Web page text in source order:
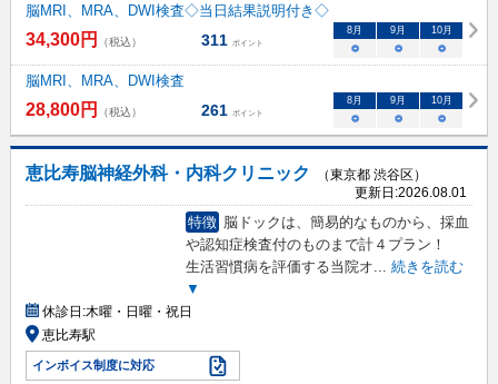
脳MRI、MRA、DWI検査◇当日結果説明付き◇
34,300円 （税込） 311 ポイント
8 月 9 月 10月
○ ○ ○
脳MRI、MRA、DWI検査
28,800円 （税込） 261 ポイント
8 月 9 月 10月
○ ○ ○
恵比寿脳神経外科・内科クリニック
（東京都 渋谷区）
更新日:2026.08.01
特徴 脳ドックは、簡易的なものから、採血
や認知症検査付のものまで計４プラン！
生活習慣病を評価する当院オ... 続きを読む
▼
休診日:木曜・日曜・祝日
恵比寿駅
インボイス制度に対応